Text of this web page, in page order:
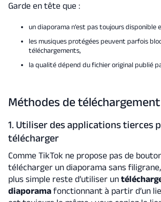
Garde en tête que :
un diaporama n’est pas toujours disponible
les musiques protégées peuvent parfois
téléchargements,
la qualité dépend du fichier original publié
Méthodes de
1. Utiliser des applications tierces
télécharger
Comme TikTok ne propose pas de
télécharger un diaporama sans
plus simple reste d’utiliser un
diaporamafonctionnant à partir d’un